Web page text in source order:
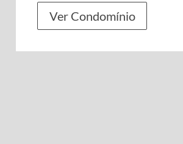
Ver Condomínio